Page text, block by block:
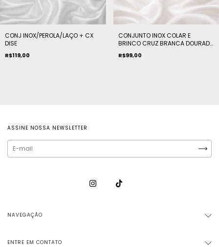
CONJ INOX/PEROLA/LAÇO + CX
DISE
R$119,00
CONJUNTO INOX COLAR E
BRINCO CRUZ BRANCA DOURADO
R$99,00
ASSINE NOSSA NEWSLETTER
NAVEGAÇÃO
ENTRE EM CONTATO